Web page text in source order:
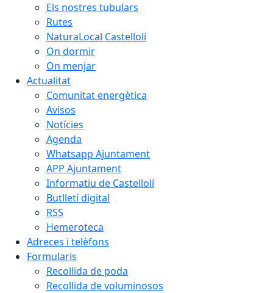
Els nostres tubulars
Rutes
NaturaLocal Castellolí
On dormir
On menjar
Actualitat
Comunitat energètica
Avisos
Notícies
Agenda
Whatsapp Ajuntament
APP Ajuntament
Informatiu de Castellolí
Butlletí digital
RSS
Hemeroteca
Adreces i telèfons
Formularis
Recollida de poda
Recollida de voluminosos